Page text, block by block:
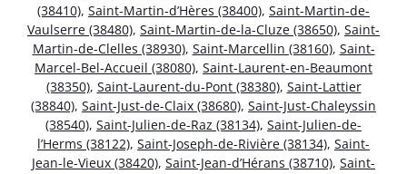
(38410), Saint-Martin-d’Hères (38400), Saint-Martin-de-
Vaulserre (38480), Saint-Martin-de-la-Cluze (38650), Saint-
Martin-de-Clelles (38930), Saint-Marcellin (38160), Saint-
Marcel-Bel-Accueil (38080), Saint-Laurent-en-Beaumont
(38350), Saint-Laurent-du-Pont (38380), Saint-Lattier
(38840), Saint-Just-de-Claix (38680), Saint-Just-Chaleyssin
(38540), Saint-Julien-de-Raz (38134), Saint-Julien-de-
l’Herms (38122), Saint-Joseph-de-Rivière (38134), Saint-
Jean-le-Vieux (38420), Saint-Jean-d’Hérans (38710), Saint-